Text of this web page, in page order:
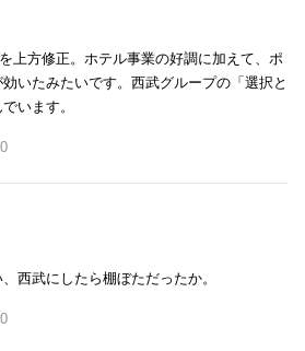
上方修正。ホテル事業の好調に加えて、ポ
いたみたいです。西武グループの「選択と
います。
0
西武にしたら棚ぼただったか。
0